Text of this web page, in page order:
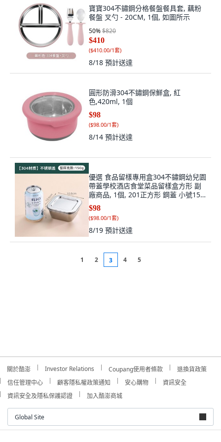
寶寶304不鏽鋼分格餐盤餐具套, 藕粉
餐盤 叉勺 - 20CM, 1個, 如圖所示
50%$820
$410
($410.00/1套)
8/18 預計送達
圓形防滑304不鏽鋼保鮮盒, 紅
色,420ml, 1個
$98
($98.00/1套)
8/14 預計送達
優選 食品留樣專用盒304不鏽鋼幼兒園
帶蓋學校酒店食堂菜品留樣盒方形 副
廠商品, 1個, 201正方形 鋼蓋 小號150
克
$98
($98.00/1套)
8/19 預計送達
1 2 3 4 5
關於酷澎 Investor Relations Coupang使用者條款
退換貨政策
信任管理中心
顧客隱私權政策通知 安心購物
資訊安全
資訊安全及隱私保護認證
加入酷澎商城
Global Site